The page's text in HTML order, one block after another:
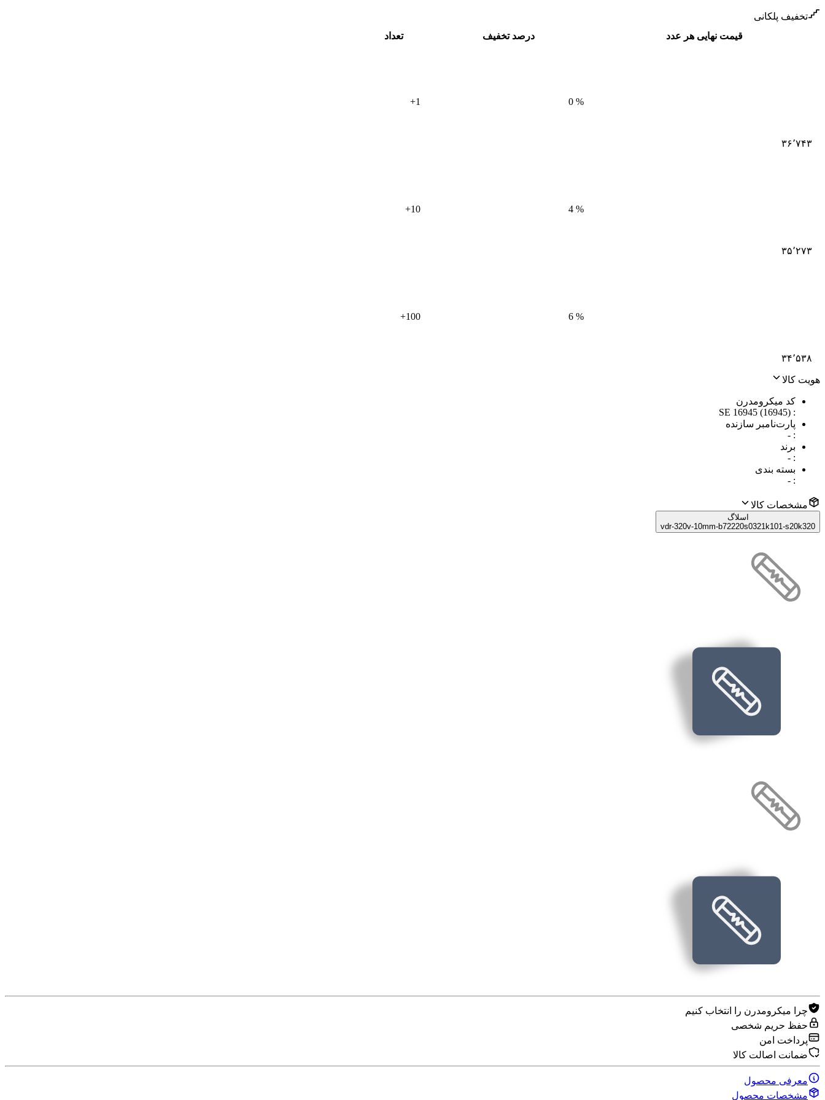
تخفیف پلکانی
قیمت نهایی هر عدد
درصد تخفیف تعداد
۳۶٬۷۴۳
%
0
1
+
۳۵٬۲۷۳
%
4
10
+
۳۴٬۵۳۸
%
6
100
+
هویت کالا
کد میکرومدرن
:
SE 16945 (16945)
پارت‌نامبر سازنده
:
-
برند
:
-
بسته بندی
:
-
مشخصات کالا
اسلاگ
vdr-320v-10mm-b72220s0321k101-s20k320
چرا میکرومدرن را انتخاب کنیم
حفظ حریم شخصی
پرداخت امن
ضمانت اصالت کالا
معرفی محصول
مشخصات محصول